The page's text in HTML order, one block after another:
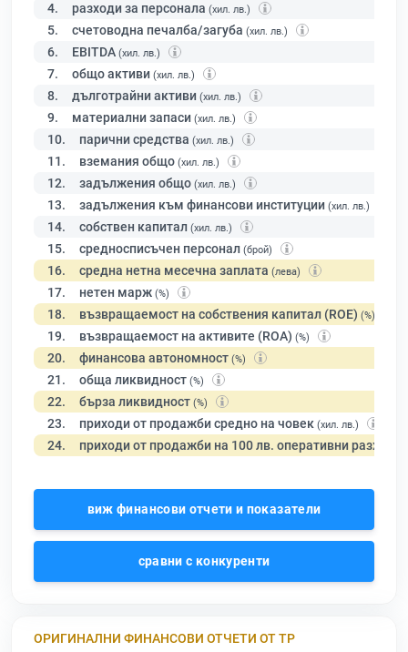
4. разходи за персонала (хил. лв.)
5. счетоводна печалба/загуба (хил. лв.)
6. EBITDA (хил. лв.)
7. общо активи (хил. лв.)
8. дълготрайни активи (хил. лв.)
9. материални запаси (хил. лв.)
10. парични средства (хил. лв.)
11. вземания общо (хил. лв.)
12. задължения общо (хил. лв.)
13. задължения към финансови институции (хил. лв.)
14. собствен капитал (хил. лв.)
15. средносписъчен персонал (брой)
16. средна нетна месечна заплата (лева)
17. нетен марж (%)
18. възвращаемост на собствения капитал (ROE) (%)
19. възвращаемост на активите (ROA) (%)
20. финансова автономност (%)
21. обща ликвидност (%)
22. бърза ликвидност (%)
23. приходи от продажби средно на човек (хил. лв.)
24. приходи от продажби на 100 лв. оперативни разходи
виж финансови отчети и показатели
сравни с конкуренти
ОРИГИНАЛНИ ФИНАНСОВИ ОТЧЕТИ ОТ ТР